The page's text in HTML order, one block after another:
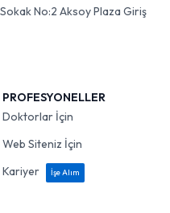
No:2 Aksoy Plaza Giriş
PROFESYONELLER
Doktorlar İçin
Web Siteniz İçin
Kariyer
İşe Alım